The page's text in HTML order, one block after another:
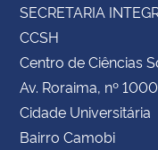
SECRETARIA
CCSH
Centro de Ciências
Av. Roraima, nº 1000
Cidade Universitária
Bairro Camobi